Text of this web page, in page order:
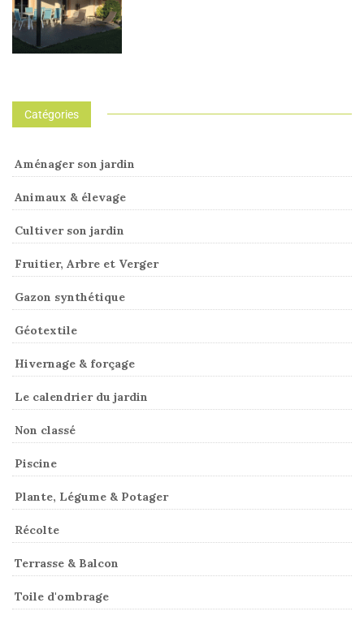
Catégories
Aménager son jardin
Animaux & élevage
Cultiver son jardin
Fruitier, Arbre et Verger
Gazon synthétique
Géotextile
Hivernage & forçage
Le calendrier du jardin
Non classé
Piscine
Plante, Légume & Potager
Récolte
Terrasse & Balcon
Toile d'ombrage